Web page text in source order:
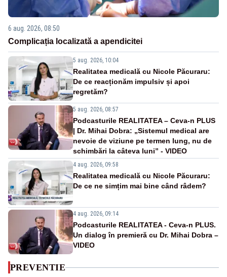
6 aug. 2026, 08:50
Complicația localizată a apendicitei
5 aug. 2026, 10:04
Realitatea medicală cu Nicole Păcuraru:
De ce reacționăm impulsiv și apoi
regretăm?
5 aug. 2026, 08:57
Podcasturile REALITATEA – Ceva-n PLUS
| Dr. Mihai Dobra: „Sistemul medical are
nevoie de viziune pe termen lung, nu de
schimbări la câteva luni” - VIDEO
4 aug. 2026, 09:58
Realitatea medicală cu Nicole Păcuraru:
De ce ne simțim mai bine când râdem?
4 aug. 2026, 09:14
Podcasturile REALITATEA - Ceva-n PLUS.
Un dialog în premieră cu Dr. Mihai Dobra –
VIDEO
PREVENTIE